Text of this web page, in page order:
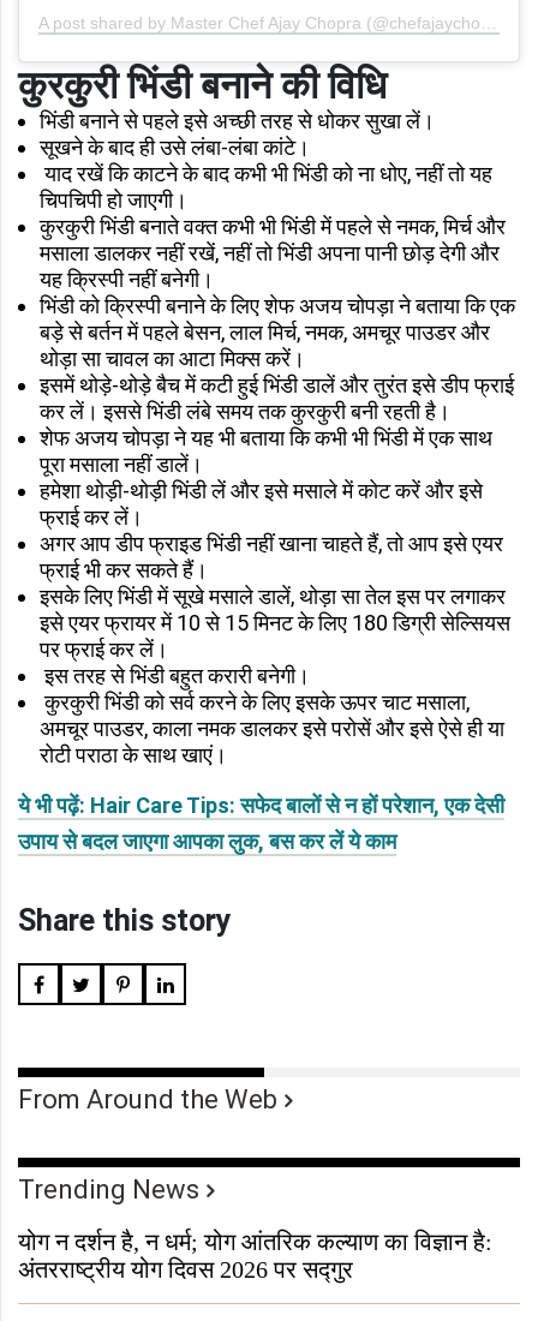
कुरकुरी भिंडी बनाने की विधि
भिंडी बनाने से पहले इसे अच्छी तरह से धोकर सुखा लें।
सूखने के बाद ही उसे लंबा-लंबा कांटे।
याद रखें कि काटने के बाद कभी भी भिंडी को ना धोए, नहीं तो यह
चिपचिपी हो जाएगी।
कुरकुरी भिंडी बनाते वक्त कभी भी भिंडी में पहले से नमक, मिर्च और
मसाला डालकर नहीं रखें, नहीं तो भिंडी अपना पानी छोड़ देगी और
यह क्रिस्पी नहीं बनेगी।
भिंडी को क्रिस्पी बनाने के लिए शेफ अजय चोपड़ा ने बताया कि एक
बड़े से बर्तन में पहले बेसन, लाल मिर्च, नमक, अमचूर पाउडर और
थोड़ा सा चावल का आटा मिक्स करें।
इसमें थोड़े-थोड़े बैच में कटी हुई भिंडी डालें और तुरंत इसे डीप फ्राई
कर लें। इससे भिंडी लंबे समय तक कुरकुरी बनी रहती है।
शेफ अजय चोपड़ा ने यह भी बताया कि कभी भी भिंडी में एक साथ
पूरा मसाला नहीं डालें।
हमेशा थोड़ी-थोड़ी भिंडी लें और इसे मसाले में कोट करें और इसे
फ्राई कर लें।
अगर आप डीप फ्राइड भिंडी नहीं खाना चाहते हैं, तो आप इसे एयर
फ्राई भी कर सकते हैं।
इसके लिए भिंडी में सूखे मसाले डालें, थोड़ा सा तेल इस पर लगाकर
इसे एयर फ्रायर में 10 से 15 मिनट के लिए 180 डिग्री सेल्सियस
पर फ्राई कर लें।
इस तरह से भिंडी बहुत करारी बनेगी।
कुरकुरी भिंडी को सर्व करने के लिए इसके ऊपर चाट मसाला,
अमचूर पाउडर, काला नमक डालकर इसे परोसें और इसे ऐसे ही या
रोटी पराठा के साथ खाएं।
ये भी पढ़ें: Hair Care Tips: सफेद बालों से न हों परेशान, एक देसी
उपाय से बदल जाएगा आपका लुक, बस कर लें ये काम
Share this story
From Around the Web
Trending News
योग न दर्शन है, न धर्म; योग आंतरिक कल्याण का विज्ञान है:
अंतरराष्ट्रीय योग दिवस 2026 पर सद्गुर